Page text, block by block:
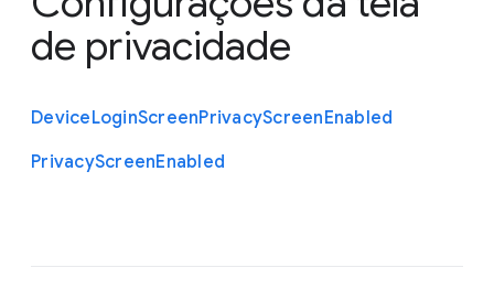
de privacidade
DeviceLoginScreenPrivacyScreenEnabled
PrivacyScreenEnabled